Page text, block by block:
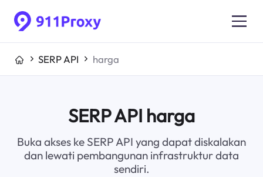
SERP API harga
SERP API harga
Buka akses ke SERP API yang dapat diskalakan
dan lewati pembangunan infrastruktur data
sendiri.